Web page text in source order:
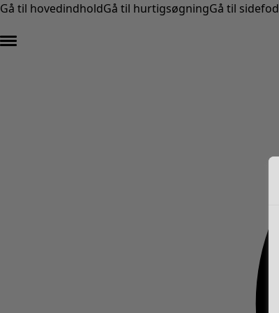
Gå til hovedindholdGå til hurtigsøgningGå til sidefod